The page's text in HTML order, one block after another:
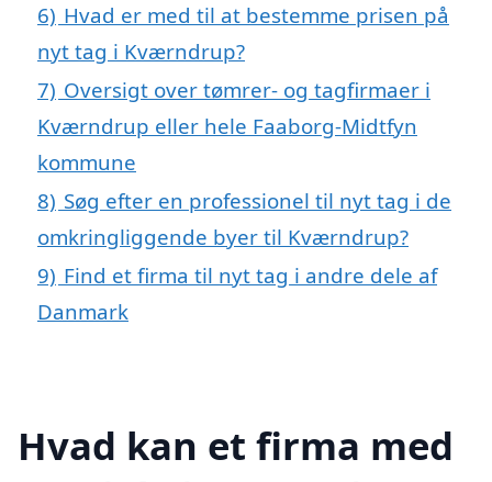
6) Hvad er med til at bestemme prisen på
nyt tag i Kværndrup?
7) Oversigt over tømrer- og tagfirmaer i
Kværndrup eller hele Faaborg-Midtfyn
kommune
8) Søg efter en professionel til nyt tag i de
omkringliggende byer til Kværndrup?
9) Find et firma til nyt tag i andre dele af
Danmark
Hvad kan et firma med